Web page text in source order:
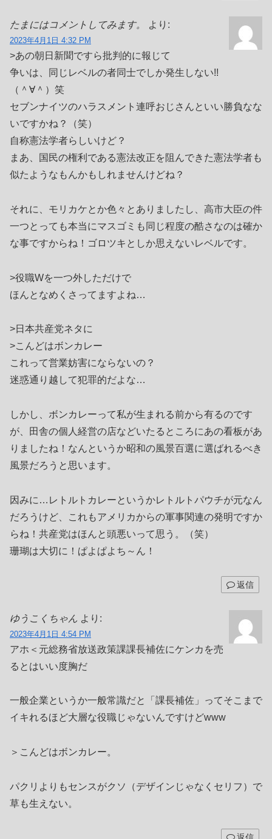
たまにはコメントしてみます。 より:
2023年4月1日 4:32 PM
>あの朝日新聞ですら批判的に報じて
争いは、同じレベルの者同士でしか発生しない!!
（＾∀＾）笑
セブンナイツのハラスメント連呼おじさんといい勝負なな
いですかね？（笑）
自称憲法学者らしいけど？
まあ、国民の権利である憲法改正を阻んできた憲法学者も
似たようなもんかもしれませんけどね？
それに、モリカケとか色々とありましたし、高市大臣の件
一つとっても本当にマスゴミも同じ程度の酷さなのは確か
な事ですからね！ゴロツキとしか思えないレベルです。
>役職Wを一つ外しただけで
ほんとなめくさってますよね…
>日本共産党ネタに
>こんどはボンカレー
これって営業妨害にならないの？
迷惑通り越して犯罪的だよな…
しかし、ボンカレーって私が生まれる前から有るのです
が、田舎の個人経営の店などいたるところにあの看板があ
りましたね！なんというか昭和の風景百選に選ばれるべき
風景だろうと思います。
因みに…レトルトカレーというかレトルトパウチが元なん
だろうけど、これもアメリカからの軍事関連の発明ですか
らね！共産党はほんと頭悪いって思う。（笑）
珊瑚は大切に！ぱよぱよち～ん！
返信
ゆうこくちゃん より:
2023年4月1日 4:54 PM
アホ＜元総務省放送政策課課長補佐にケンカを売
るとはいい度胸だ
一般企業というか一般常識だと「課長補佐」ってそこまで
イキれるほど大層な役職じゃないんですけどwww
＞こんどはボンカレー。
パクリよりもセンスがクソ（デザインじゃなくセリフ）で
草も生えない。
返信